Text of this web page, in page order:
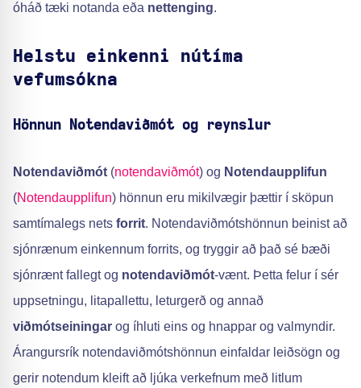
óháð tæki notanda eða nettenging.
Helstu einkenni nútíma
vefumsókna
Hönnun Notendaviðmótog reynslur
Notendaviðmót (notendaviðmót) og Notendaupplifun
(Notendaupplifun) hönnun eru mikilvægir þættir í sköpun
samtímalegs nets forrit. Notendaviðmótshönnun beinist að
sjónrænum einkennum forrits, og tryggir að það sé bæði
sjónrænt fallegt og notendaviðmót-vænt. Þetta felur í sér
uppsetningu, litapallettu, leturgerð og annað
viðmótseiningar og íhluti eins og hnappar og valmyndir.
Árangursrík notendaviðmótshönnun einfaldar leiðsögn og
gerir notendum kleift að ljúka verkefnum með litlum